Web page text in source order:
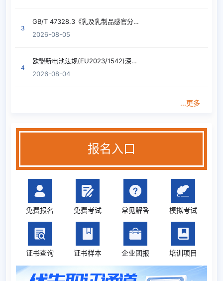
天津 双食品(ISO22000、HACCP)
上海 ISO14001环境管理内审员
08-06
3合1（9001质量/14001环
境/45001职业)
张明娜 广东 汽车行业核心六大工具 08-06
2合1（VDA6.3过程/6.5产品） 08-06
张明娜 IATF16949汽车行业质量管理 08-06
刘立春
员
08-06
严丽 ISO27701隐私信息 08-05
张平 浙江 6S现场管理培训 08-05
3
GB/T 47328.3《乳及乳制品感官分析 第3 部分：产品感官特性符合性评价评分法》 标准解读
2026-08-05
4
欧盟新电池法规(EU2023/1542)深度解读
2026-08-04
...更多
报名入口
免费报名 免费考试 常见解答 模拟考试
证书查询 证书样本 企业团报 培训项目